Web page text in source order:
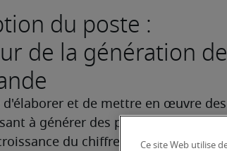
du poste :
de la génération de
d'élaborer et de mettre en œuvre des
à générer des pistes qualifiées et
du chiffre d'affaires. Le
Ce site Web utilise